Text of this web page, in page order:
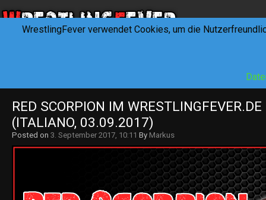
RED SCORPION IM
(ITALIANO, 03.09.2017)
Posted on 3. September 2017, 10:11 By Markus
WrestlingFever verwendet Cookies, um die